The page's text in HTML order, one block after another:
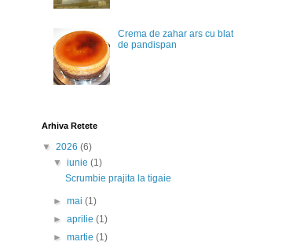
Crema de zahar ars cu blat
de pandispan
Arhiva Retete
▼ 2026 (6)
▼iunie(1)
Scrumbie prajita la tigaie
►mai(1)
►aprilie(1)
►martie(1)